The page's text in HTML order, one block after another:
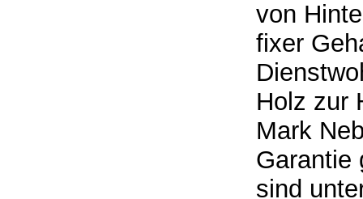
von
fixer
Holz zur
Mark
Garantie
sind